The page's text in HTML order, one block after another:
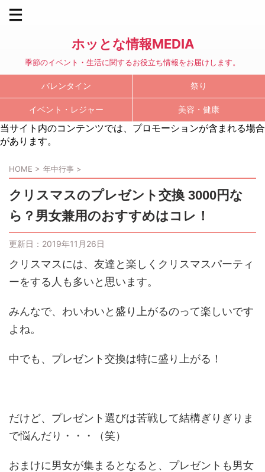
ホッとな情報MEDIA
季節のイベント・生活に関するお役立ち情報をお届けします。
バレンタイン 祭り
イベント・レジャー 美容・健康
当サイト内のコンテンツでは、プロモーションが含まれる場合
があります。
HOME > 年中行事 >
クリスマスのプレゼント交換 3000円な
ら？男女兼用のおすすめはコレ！
更新日： 2019年11月26日
クリスマスには、友達と楽しくクリスマスパーティ
ーをする人も多いと思います。
みんなで、わいわいと盛り上がるのって楽しいです
よね。
中でも、プレゼント交換は特に盛り上がる！
だけど、プレゼント選びは苦戦して結構ぎりぎりま
で悩んだり・・・（笑）
おまけに男女が集まるとなると、プレゼントも男女